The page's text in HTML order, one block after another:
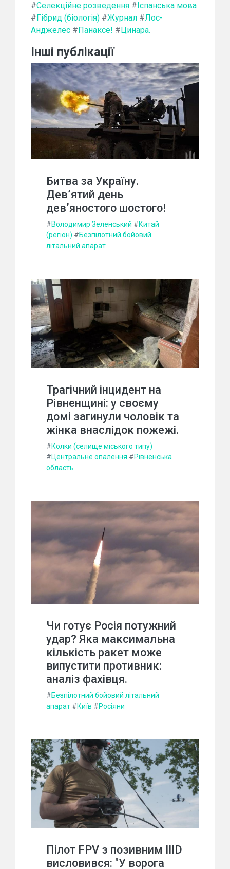
#Селекційне розведення #Іспанська мова
#Гібрид (біологія) #Журнал #Лос-
Анджелес #Панаксе! #Цинара.
Інші публікації
Битва за Україну.
Дев’ятий день
дев’яностого шостого!
#Володимир Зеленський #Китай
(регіон) #Безпілотний бойовий
літальний апарат
Трагічний інцидент на
Рівненщині: у своєму
домі загинули чоловік та
жінка внаслідок пожежі.
#Колки (селище міського типу)
#Центральне опалення #Рівненська
область
Чи готує Росія потужний
удар? Яка максимальна
кількість ракет може
випустити противник:
аналіз фахівця.
#Безпілотний бойовий літальний
апарат #Київ #Росіяни
Пілот FPV з позивним IIID
висловився: "У ворога